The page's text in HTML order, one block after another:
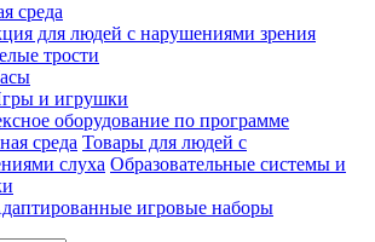
среда
для людей с нарушениями зрения
трости
и игрушки
оборудование по программе
среда Товары для людей с
слуха Образовательные системы и
игровые наборы